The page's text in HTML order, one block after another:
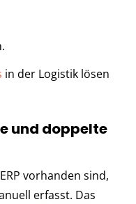
in der Logistik lösen
und doppelte
vorhanden sind,
erfasst. Das